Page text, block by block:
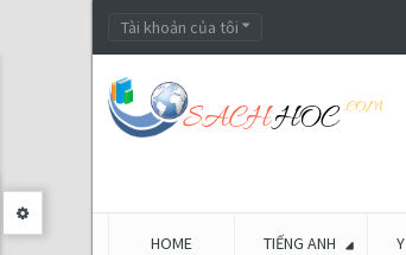
Tài khoản của tôi
HOME TIẾNG ANH